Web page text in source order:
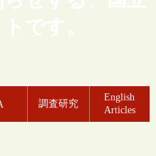
です。
調査研究
English
Articles